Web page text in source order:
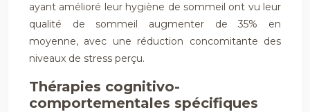
ayant amélioré leur hygiène de sommeil ont vu leur
qualité de sommeil augmenter de 35% en
moyenne, avec une réduction concomitante des
niveaux de stress perçu.
Thérapies cognitivo-
comportementales spécifiques